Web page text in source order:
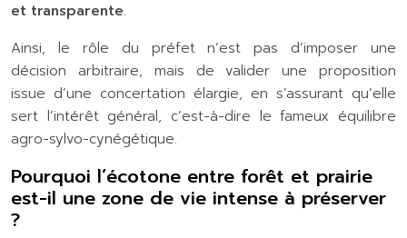
et transparente.
Ainsi, le rôle du préfet n’est pas d’imposer une
décision arbitraire, mais de valider une proposition
issue d’une concertation élargie, en s’assurant qu’elle
sert l’intérêt général, c’est-à-dire le fameux équilibre
agro-sylvo-cynégétique.
Pourquoi l’écotone entre forêt et prairie
est-il une zone de vie intense à préserver
?